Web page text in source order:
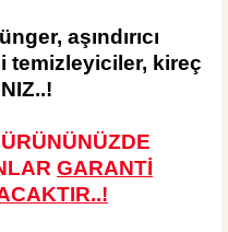
aşındırıcı
temizleyiciler, kireç
GARANTİ
CAKTIR..!